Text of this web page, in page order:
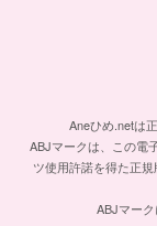
Aneひめ.netは
ABJマークは、この電
ツ使用許諾を得た正
ABJマーク